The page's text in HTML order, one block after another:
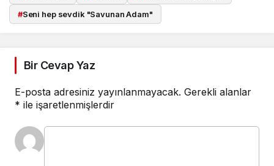
#Seni hep sevdik "Savunan Adam"
Bir Cevap Yaz
E-posta adresiniz yayınlanmayacak. Gerekli alanlar
* ile işaretlenmişlerdir